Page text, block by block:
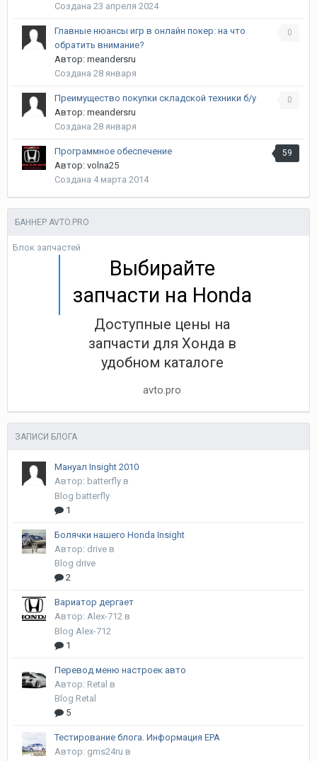
Создана 23 апреля 2024
0
Главные нюансы игр в онлайн покер: на что
обратить внимание?
Автор: meandersru
Создана 28 января
0
Преимущество покупки складской техники б/у
Автор: meandersru
Создана 28 января
59
Программное обеспечение
Автор: volna25
Создана 4 марта 2014
БАННЕР AVTO.PRO
Блок запчастей
Выбирайте
запчасти на Honda
Доступные цены на
запчасти для Хонда в
удобном каталоге
avto.pro
ЗАПИСИ БЛОГА
Мануал Insight 2010
Автор: batterfly в
Blog batterfly
1
Болячки нашего Honda Insight
Автор: drive в
Blog drive
2
Вариатор дергает
Автор: Alex-712 в
Blog Alex-712
1
Перевод меню настроек авто
Автор: Retal в
Blog Retal
5
Тестирование блога. Информация EPA
Автор: gms24ru в